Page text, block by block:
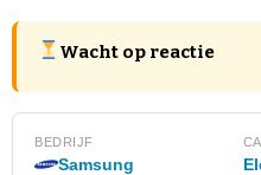
Wacht op reactie
BEDRIJF
Samsung